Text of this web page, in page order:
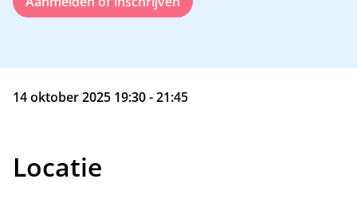
14 oktober 2025 19:30 - 21:45
Locatie